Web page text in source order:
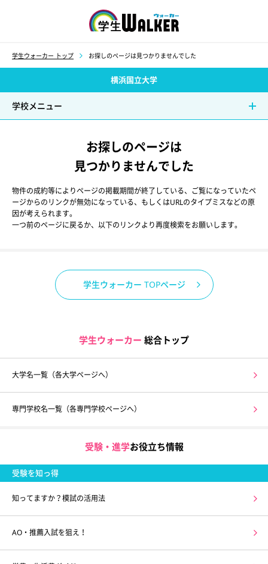
学生ウォーカー トップ お探しのページは見つかりませんでした
横浜国立大学
学校メニュー
お探しのページは
見つかりませんでした
物件の成約等によりページの掲載期間が終了している、ご覧になっていたペ
ージからのリンクが無効になっている、もしくはURLのタイプミスなどの原
因が考えられます。
一つ前のページに戻るか、以下のリンクより再度検索をお願いします。
学生ウォーカー TOPページ
学生ウォーカー 総合トップ
大学名一覧（各大学ページへ）
専門学校名一覧（各専門学校ページへ）
受験・進学お役立ち情報
受験を知っ得
知ってますか？模試の活用法
AO・推薦入試を狙え！